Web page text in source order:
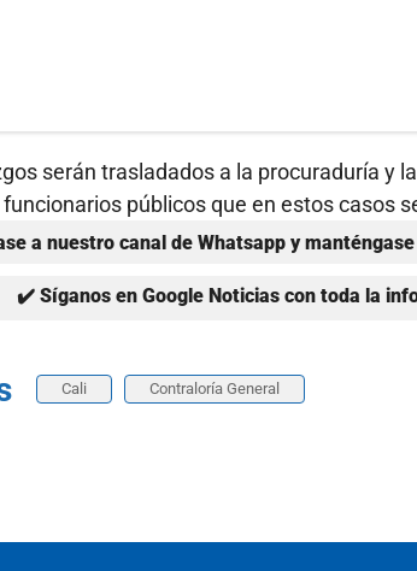
serán trasladados a la procuraduría y
públicos que en estos casos
a nuestro canal de Whatsapp y
✔️ Síganos en Google Noticias con toda la
Cali Contraloría General